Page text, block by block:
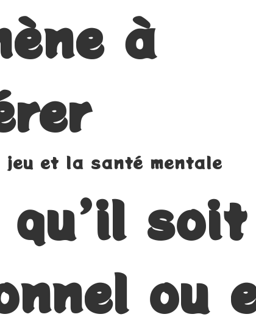
à
et la santé mentale
soit
ou